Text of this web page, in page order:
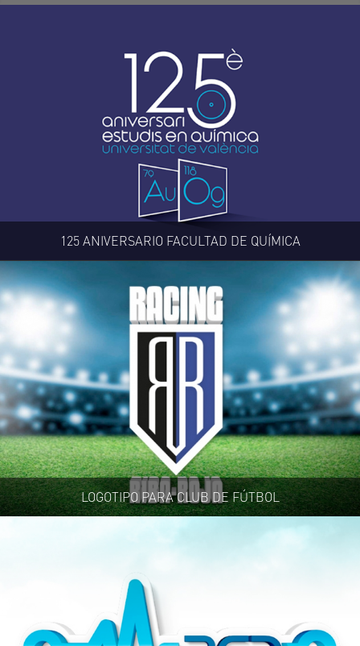
125 ANIVERSARIO FACULTAD DE QUÍMICA
LOGOTIPO PARA CLUB DE FÚTBOL